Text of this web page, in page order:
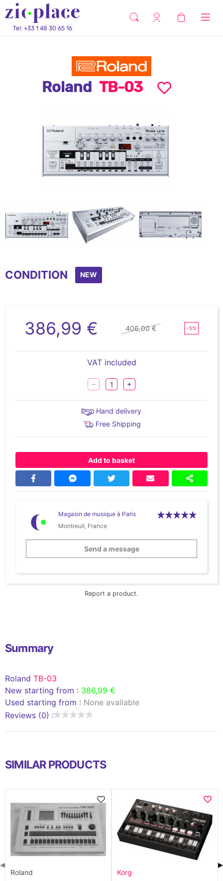
Tel: +33 1 48 30 65 16
Roland TB-03
of
CONDITION NEW
386,99 € 406,00 € -5%
VAT included
Hand delivery
Free Shipping
Add to basket
Magasin de musique à Paris
Montreuil, France
Send a message
Report a product.
Summary
Roland TB-03
New starting from : 386,99 €
Used starting from : None available
Reviews (0) :
SIMILAR PRODUCTS
Roland Korg
◀ ▶